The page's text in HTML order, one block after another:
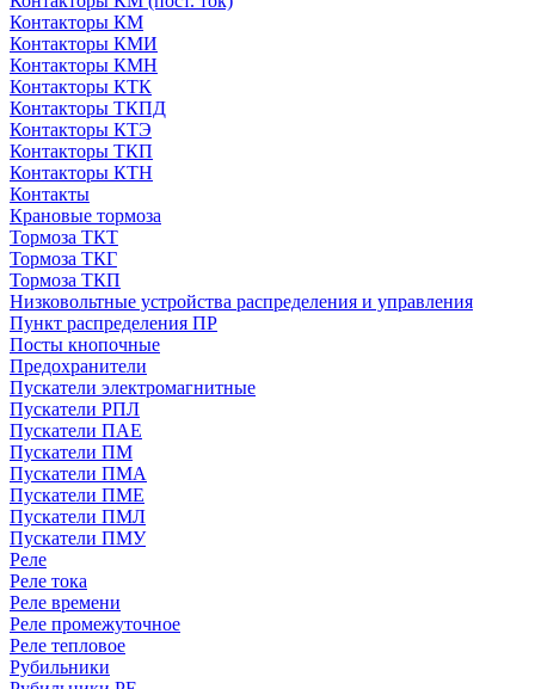
Контакторы КМ
Контакторы КМИ
Контакторы КМН
Контакторы КТК
Контакторы ТКПД
Контакторы КТЭ
Контакторы ТКП
Контакторы КТН
Контакты
Крановые тормоза
Тормоза ТКТ
Тормоза ТКГ
Тормоза ТКП
Низковольтные устройства распределения и управления
Пункт распределения ПР
Посты кнопочные
Предохранители
Пускатели электромагнитные
Пускатели РПЛ
Пускатели ПАЕ
Пускатели ПМ
Пускатели ПМА
Пускатели ПМЕ
Пускатели ПМЛ
Пускатели ПМУ
Реле
Реле тока
Реле времени
Реле промежуточное
Реле тепловое
Рубильники